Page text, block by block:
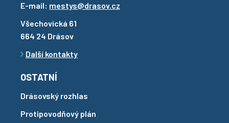
E-mail: mestys@drasov.cz
Všechovická 61
664 24 Drásov
Další kontakty
OSTATNÍ
Drásovský rozhlas
Protipovodňový plán